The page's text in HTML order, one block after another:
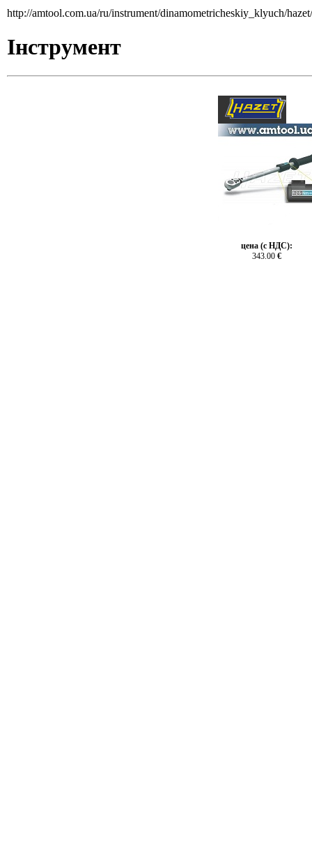
http://amtool.com.ua/ru/instrument/dinamometricheskiy_klyuch/
Інструмент
цена (с НДС):
343.00 €